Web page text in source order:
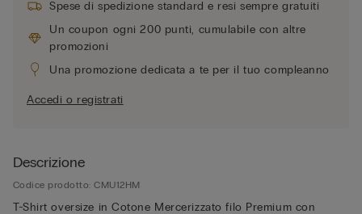
Spese di spedizione standard e resi sempre gratuiti
Un coupon ogni 200 punti, cumulabile con altre
promozioni
Una promozione dedicata a te per il tuo compleanno
Accedi o registrati
Descrizione
Codice prodotto: CMU12HM
T-Shirt oversize in Cotone Mercerizzato filo Premium con